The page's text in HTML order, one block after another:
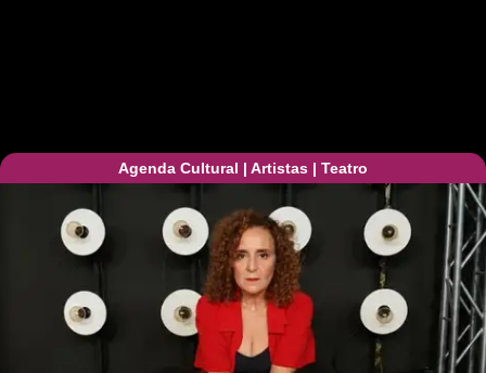
Agenda Cultural | Artistas | Teatro